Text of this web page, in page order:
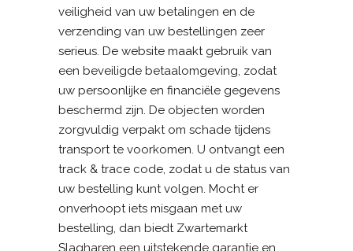
veiligheid van uw betalingen en de
verzending van uw bestellingen zeer
serieus. De website maakt gebruik van
een beveiligde betaalomgeving, zodat
uw persoonlijke en financiële gegevens
beschermd zijn. De objecten worden
zorgvuldig verpakt om schade tijdens
transport te voorkomen. U ontvangt een
track & trace code, zodat u de status van
uw bestelling kunt volgen. Mocht er
onverhoopt iets misgaan met uw
bestelling, dan biedt Zwartemarkt
Slagharen een uitstekende garantie en